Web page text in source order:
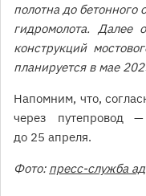
полотна до
гидромолота. Далее
конструкций
планируется в мае
Напомним, что,
через путепровод
до 25 апреля.
Фото: пресс-служба